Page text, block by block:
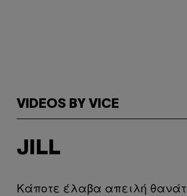
VIDEOS BY VICE
JILL
Κάποτε έλαβα απειλή